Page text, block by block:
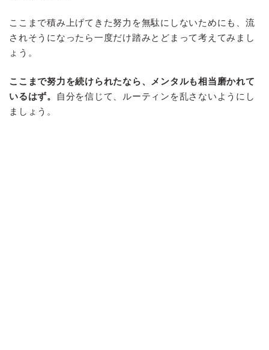
ここまで積み上げてきた努力を無駄にしないためにも、流
されそうになったら一度だけ踏みとどまって考えてみまし
ょう。
ここまで努力を続けられたなら、メンタルも相当磨かれて
いるはず。
自分を信じて、ルーティンを乱さないようにし
ましょう。